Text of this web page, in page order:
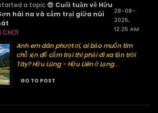
a topic 😎 Cuối tuần về Hữu
hái na và cắm trại giữa núi
CHƠI
28-08-
2025,
12:25 AM
Anh em dân phượt ơi, ai bảo muốn tìm
chỗ xịn để cắm trại thì phải đi xa tận trời
Tây? Hữu Lũng - Hữu Liên ở Lạng...
GO TO POST